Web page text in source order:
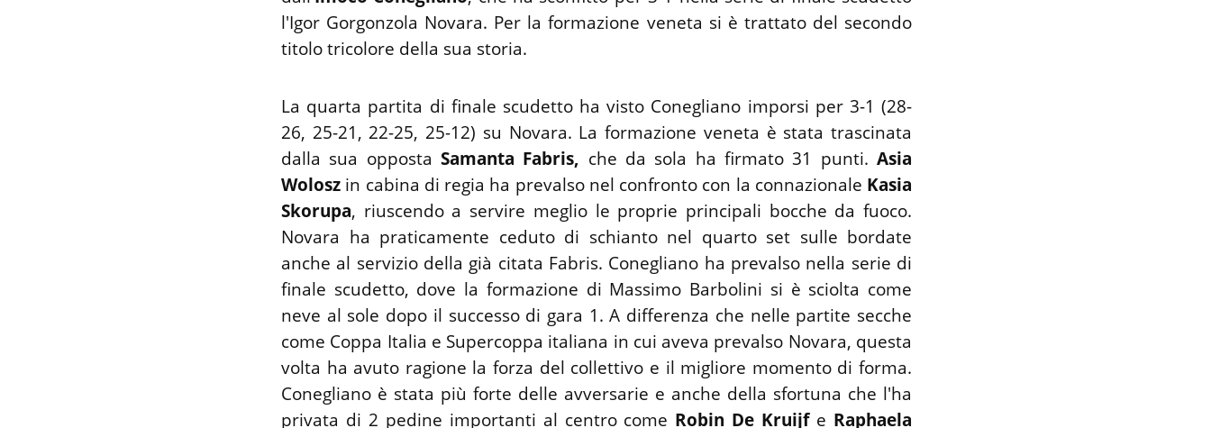
l'Igor Gorgonzola Novara. Per la formazione veneta si è trattato del secondo
titolo tricolore della sua storia.
La quarta partita di finale scudetto ha visto Conegliano imporsi per 3-1 (28-
26, 25-21, 22-25, 25-12) su Novara. La formazione veneta è stata trascinata
dalla sua opposta Samanta Fabris, che da sola ha firmato 31 punti. Asia
Wolosz in cabina di regia ha prevalso nel confronto con la connazionale Kasia
Skorupa, riuscendo a servire meglio le proprie principali bocche da fuoco.
Novara ha praticamente ceduto di schianto nel quarto set sulle bordate
anche al servizio della già citata Fabris. Conegliano ha prevalso nella serie di
finale scudetto, dove la formazione di Massimo Barbolini si è sciolta come
neve al sole dopo il successo di gara 1. A differenza che nelle partite secche
come Coppa Italia e Supercoppa italiana in cui aveva prevalso Novara, questa
volta ha avuto ragione la forza del collettivo e il migliore momento di forma.
Conegliano è stata più forte delle avversarie e anche della sfortuna che l'ha
privata di 2 pedine importanti al centro come Robin De Kruijfe Raphaela